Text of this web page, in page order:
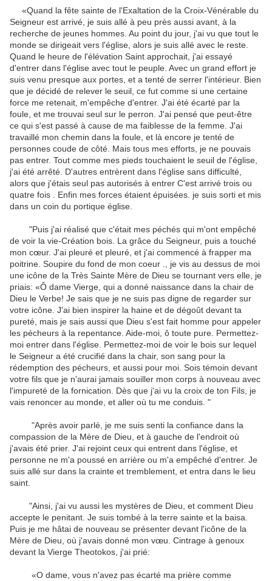
«Quand la fête sainte de l'Exaltation de la Croix-Vénérable du
Seigneur est arrivé, je suis allé à peu près aussi avant, à la
recherche de jeunes hommes. Au point du jour, j'ai vu que tout le
monde se dirigeait vers l'église, alors je suis allé avec le reste.
Quand le heure de l'élévation Saint approchait, j'ai essayé
d'entrer dans l'église avec tout le peuple. Avec un grand effort je
suis venu presque aux portes, et a tenté de serrer l'intérieur. Bien
que je décidé de relever le seuil, ce fut comme si une certaine
force me retenait, m'empêche d'entrer. J'ai été écarté par la
foule, et me trouvai seul sur le perron. J'ai pensé que peut-être
ce qui s'est passé à cause de ma faiblesse de la femme. J'ai
travaillé mon chemin dans la foule, et là encore je tenté de
personnes coude de côté. Mais tous mes efforts, je ne pouvais
pas entrer. Tout comme mes pieds touchaient le seuil de l'église,
j'ai été arrêté. D'autres entrèrent dans l'église sans difficulté,
alors que j'étais seul pas autorisés à entrer C'est arrivé trois ou
quatre fois . Enfin mes forces étaient épuisées. je suis sorti et mis
dans un coin du portique église.
"Puis j'ai réalisé que c'était mes péchés qui m'ont empêché
de voir la vie-Création bois. La grâce du Seigneur, puis a touché
mon cœur. J'ai pleuré et pleuré, et j'ai commencé à frapper ma
poitrine. Soupire du fond de mon coeur ., je vis au dessus de moi
une icône de la Très Sainte Mère de Dieu se tournant vers elle, je
priais: «Ô dame Vierge, qui a donné naissance dans la chair de
Dieu le Verbe! Je sais que je ne suis pas digne de regarder sur
votre icône. J'ai bien inspirer la haine et de dégoût devant ta
pureté, mais je sais aussi que Dieu s'est fait homme pour appeler
les pécheurs à la repentance. Aide-moi, ô toute pure. Permettez-
moi entrer dans l'église. Permettez-moi de voir le bois sur lequel
le Seigneur a été crucifié dans la chair, son sang pour la
rédemption des pécheurs, et aussi pour moi. Sois témoin devant
votre fils que je n'aurai jamais souiller mon corps à nouveau avec
l'impureté de la fornication. Dès que j'ai vu la croix de ton Fils, je
vais renoncer au monde, et aller où tu me conduis. "
"Après avoir parlé, je me suis senti la confiance dans la
compassion de la Mère de Dieu, et à gauche de l'endroit où
j'avais été prier. J'ai rejoint ceux qui entrent dans l'église, et
personne ne m'a poussé en arrière ou m'a empêché d'entrer. Je
suis allé sur dans la crainte et tremblement, et entra dans le lieu
saint.
"Ainsi, j'ai vu aussi les mystères de Dieu, et comment Dieu
accepte le penitant. Je suis tombé à la terre sainte et la baisa.
Puis je me hâtai de nouveau se présenter devant l'icône de la
Mère de Dieu, où j'avais donné mon vœu. Cintrage à genoux
devant la Vierge Theotokos, j'ai prié:
«O dame, vous n'avez pas écarté ma prière comme